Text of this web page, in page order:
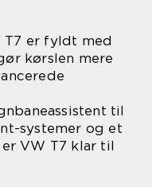
T7 er fyldt med
kørslen mere
til
systemer og et
VW T7 klar til